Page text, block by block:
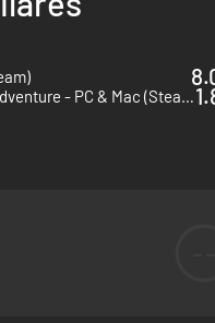
Stikbold! A Dodgeball Adventure - PC & Mac (Steam)